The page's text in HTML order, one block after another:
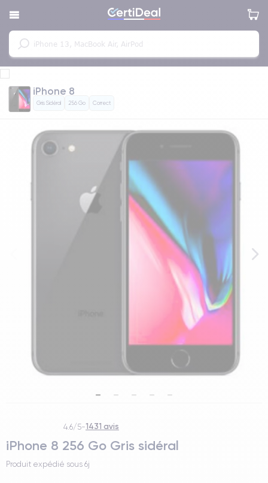
iPhone 8
Gris Sidéral 256 Go Correct
4.6/5-1431 avis
iPhone 8 256 Go Gris sidéral
Produit expédié sous 6j